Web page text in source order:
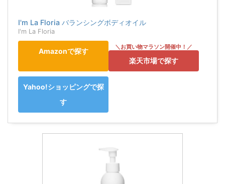
I'm La Floria バランシングボディオイル
I'm La Floria
Amazonで探す
楽天市場で探す
Yahoo!ショッピングで探
す